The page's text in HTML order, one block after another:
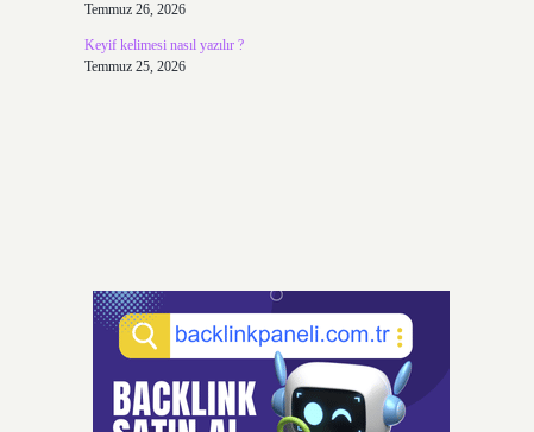
Temmuz 26, 2026
Keyif kelimesi nasıl yazılır ?
Temmuz 25, 2026